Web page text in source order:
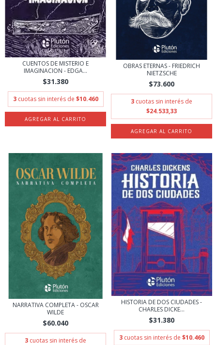
CUENTOS DE MISTERIO E
IMAGINACION - EDGA...
$31.380
3 cuotas sin interés de $10.460
OBRAS ETERNAS - FRIEDRICH
NIETZSCHE
$73.600
3 cuotas sin interés de
$24.533,33
NARRATIVA COMPLETA - OSCAR
WILDE
$60.040
3 cuotas sin interés de
HISTORIA DE DOS CIUDADES -
CHARLES DICKE...
$31.380
3 cuotas sin interés de $10.460